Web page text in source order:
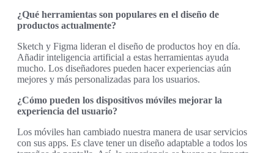
¿Qué herramientas son populares en el diseño de
productos actualmente?
Sketch y Figma lideran el diseño de productos hoy en día.
Añadir inteligencia artificial a estas herramientas ayuda
mucho. Los diseñadores pueden hacer experiencias aún
mejores y más personalizadas para los usuarios.
¿Cómo pueden los dispositivos móviles mejorar la
experiencia del usuario?
Los móviles han cambiado nuestra manera de usar servicios
con sus apps. Es clave tener un diseño adaptable a todos los